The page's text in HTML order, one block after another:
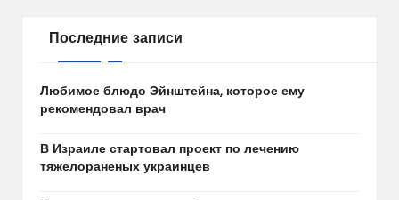
Последние записи
Любимое блюдо Эйнштейна, которое ему
рекомендовал врач
В Израиле стартовал проект по лечению
тяжелораненых украинцев